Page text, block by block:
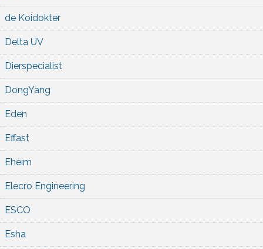
de Koidokter
Delta UV
Dierspecialist
DongYang
Eden
Effast
Eheim
Elecro Engineering
ESCO
Esha